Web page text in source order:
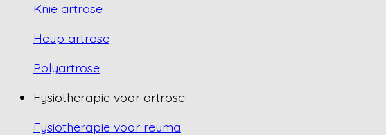
Knie artrose
Heup artrose
Polyartrose
Fysiotherapie voor artrose
Fysiotherapie voor reuma